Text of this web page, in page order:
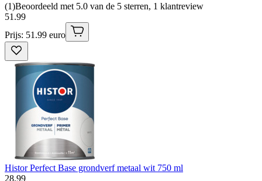
(1)Beoordeeld met 5.0 van de 5 sterren, 1 klantreview
51 .99
Prijs: 51.99 euro
Histor Perfect Base grondverf metaal wit 750 ml
28.99